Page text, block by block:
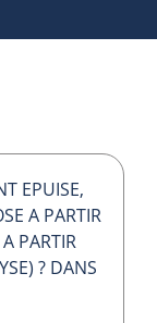
EPUISE,
A PARTIR
PARTIR
? DANS